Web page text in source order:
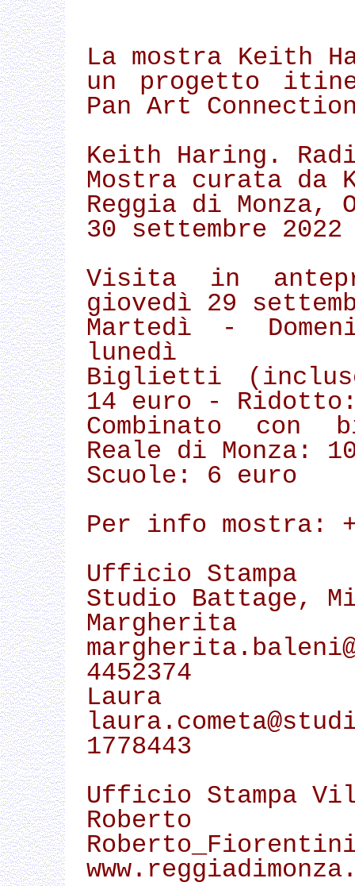
La mostra Keith
un progetto
Pan Art
Keith Haring.
Mostra curata da
Reggia di Monza,
30 settembre
Visita in
giovedì 29
Martedì -
lunedì
Biglietti
14 euro -
Combinato
Reale di Monza:
Scuole: 6 euro
Per info mostra:
Ufficio Stampa
Studio Battage,
4452374
Laura
1778443
Ufficio Stampa
Roberto